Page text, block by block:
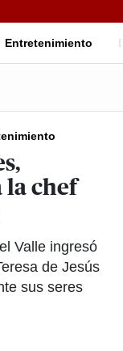
Entretenimiento
la chef
Valle ingresó
de Jesús
sus seres